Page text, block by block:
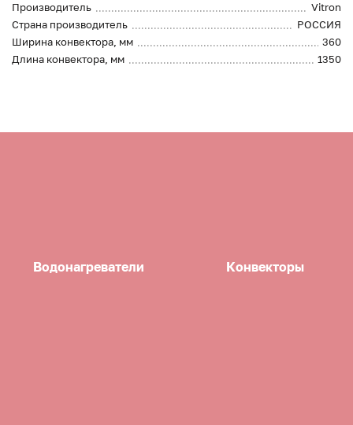
Производитель
Vitron
Страна производитель
РОССИЯ
Ширина конвектора, мм
360
Длина конвектора, мм
1350
Водонагреватели Конвекторы